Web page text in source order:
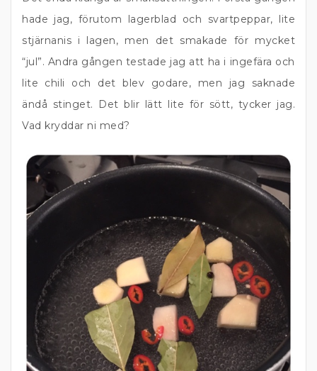
hade jag, förutom lagerblad och svartpeppar, lite
stjärnanis i lagen, men det smakade för mycket
“jul”. Andra gången testade jag att ha i ingefära och
lite chili och det blev godare, men jag saknade
ändå stinget. Det blir lätt lite för sött, tycker jag.
Vad kryddar ni med?